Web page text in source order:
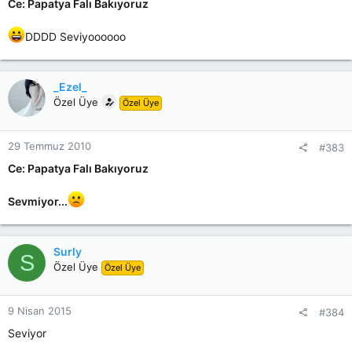
Ce: Papatya Falı Bakıyoruz
DDDD Seviyoooooo
_Ezel_
Özel Üye Özel Üye
29 Temmuz 2010 #383
Ce: Papatya Falı Bakıyoruz
Sevmiyor...
S Surly
Özel Üye Özel Üye
9 Nisan 2015 #384
Seviyor